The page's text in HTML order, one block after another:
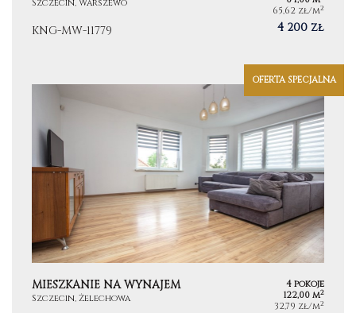
Szczecin, Warszewo
65,62 zł/m2
KNG-MW-11779 4 200 zł
OFERTA SPECJALNA
MIESZKANIE NA WYNAJEM
Szczecin, Żelechowa
4 pokoje
122,00 m2
32,79 zł/m2